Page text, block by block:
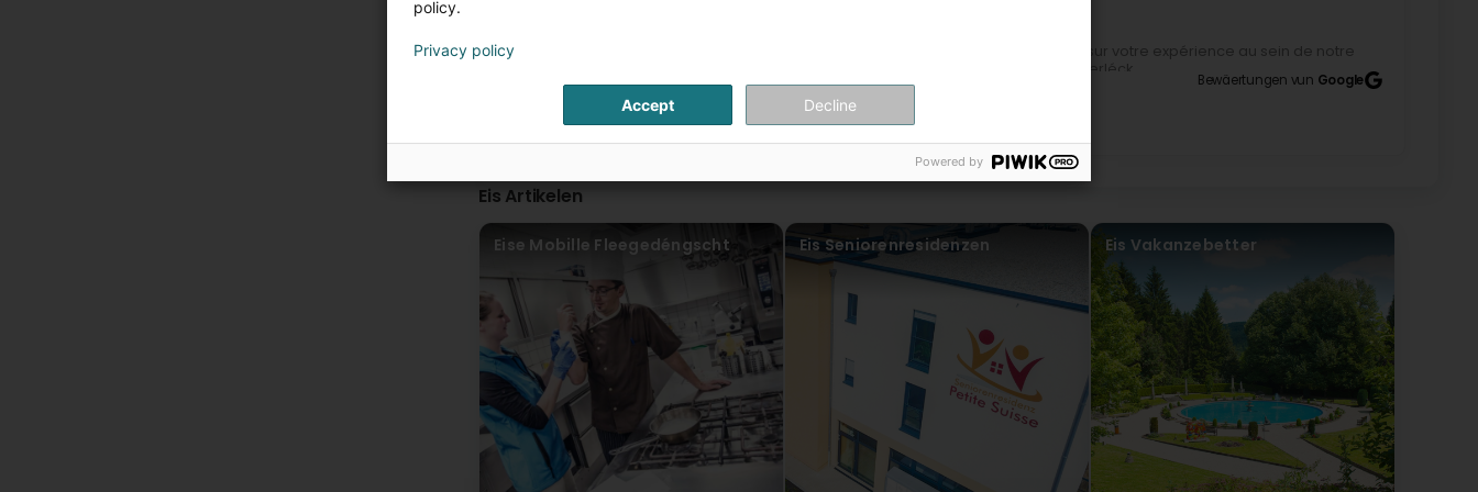
Bonjour Lucien Merci d'avoir pris le temps de nous laisser votre avis sur votre expérience au sein de notre
Foyer de Jour. Nous vous souhaitons une bonne journée. Team Päiperléck
Bewäertungen vun Google
Eis Artikelen
Eise Mobille Fleegedéngscht Eis Seniorenresidenzen Eis Vakanzebetter
policy.
Privacy policy
Accept Decline
Powered by